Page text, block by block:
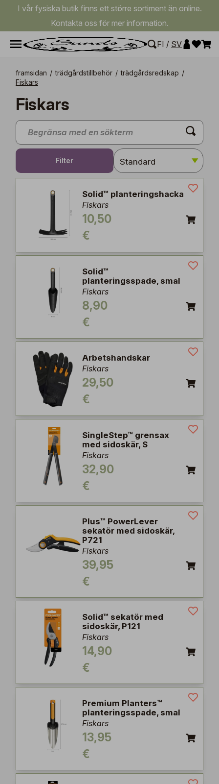
I vår fysiska butik finns ett större sortiment än online.
Kontakta oss för mer information.
FI / SV
framsidan / trädgårdstillbehör / trädgårdsredskap /
Fiskars
Fiskars
Filter
Solid™ planteringshacka
Fiskars
10,50
€
Solid™
planteringsspade, smal
Fiskars
8,90
€
Arbetshandskar
Fiskars
29,50
€
SingleStep™ grensax
med sidoskär, S
Fiskars
32,90
€
Plus™ PowerLever
sekatör med sidoskär,
P721
Fiskars
39,95
€
Solid™ sekatör med
sidoskär, P121
Fiskars
14,90
€
Premium Planters™
planteringsspade, smal
Fiskars
13,95
€